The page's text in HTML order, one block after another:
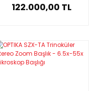
122.000,00 TL